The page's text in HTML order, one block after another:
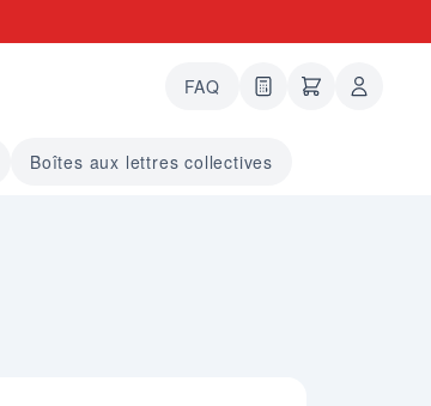
FAQ 0 articles dans le
undefined
Boîtes aux lettres collectives